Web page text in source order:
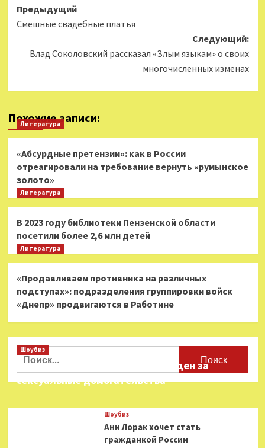
Навигация
записи
Предыдущий
Смешные свадебные платья
Следующий:
Влад Соколовский рассказал «Злым языкам» о своих
многочисленных изменах
Похожие записи:
Литература
«Абсурдные претензии»: как в России
отреагировали на требование вернуть «румынское
золото»
Литература
В 2023 году библиотеки Пензенской области
посетили более 2,6 млн детей
Литература
«Продавливаем противника на различных
подступах»: подразделения группировки войск
«Днепр» продвигаются в Работине
Найти:
Шоубиз
Звезда «Игры в кальмара» осужден за
сексуальные домогательства
Шоубиз
Ани Лорак хочет стать
гражданкой России